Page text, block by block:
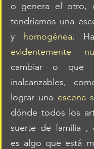
o genera el otro,
tendríamos una
y
homogénea
evidentemente
cambiar o que
inalcanzables,
lograr una escena
dónde todos los
suerte de familia ,
es algo que está